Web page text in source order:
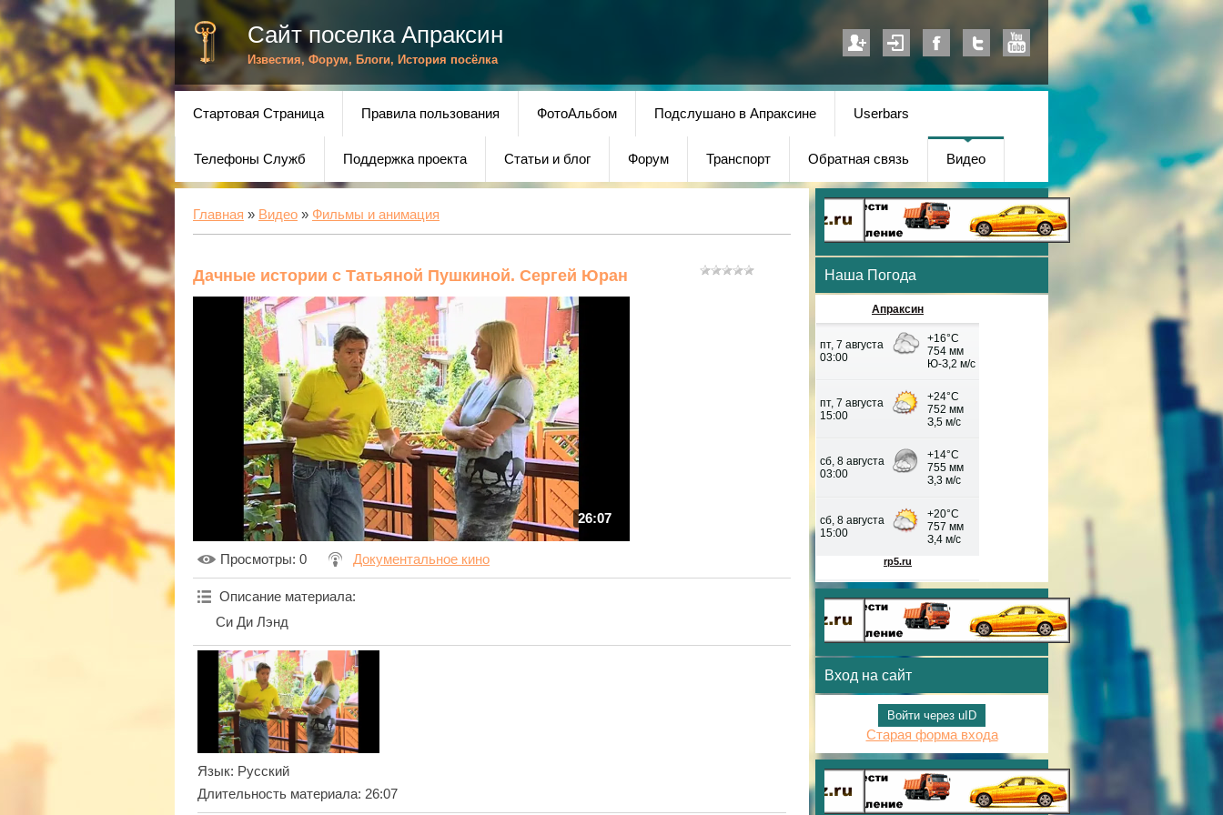
Сайт поселка Апраксин
Известия, Форум, Блоги, История посёлка
Стартовая Страница Правила пользования ФотоАльбом Подслушано в Апраксине Userbars
Телефоны Служб Поддержка проекта Статьи и блог Форум Транспорт Обратная связь Видео
Главная » Видео » Фильмы и анимация
Дачные истории с Татьяной Пушкиной. Сергей Юран
26:07
Просмотры: 0 Документальное кино
Описание материала:
Си Ди Лэнд
Язык: Русский
Длительность материала: 26:07
Наша Погода
Апраксин
Вход на сайт
Войти через uID
Старая форма входа